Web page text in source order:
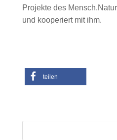
Projekte des
und kooperiert mit ihm.
teilen